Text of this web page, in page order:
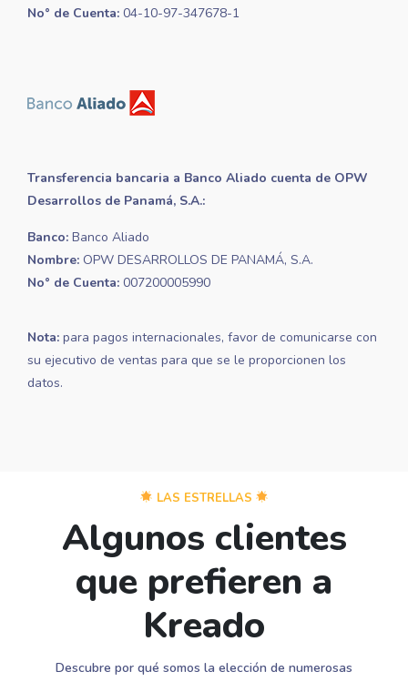
No° de Cuenta: 04-10-97-347678-1
Transferencia bancaria a Banco Aliado cuenta de OPW
Desarrollos de Panamá, S.A.:
Banco: Banco Aliado
Nombre: OPW DESARROLLOS DE PANAMÁ, S.A.
No° de Cuenta: 007200005990
Nota: para pagos internacionales, favor de comunicarse con
su ejecutivo de ventas para que se le proporcionen los
datos.
LAS ESTRELLAS
Algunos clientes
que prefieren a
Kreado
Descubre por qué somos la elección de numerosas